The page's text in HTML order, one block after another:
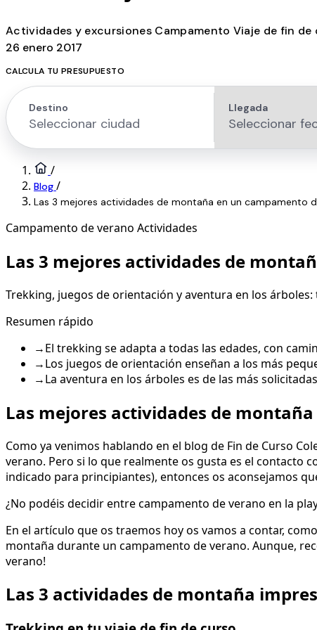
Actividades y excursiones Campamento Viaje de fin de
26 enero 2017
CALCULA TU PRESUPUESTO
/
Blog /
Las 3 mejores actividades de montaña en un campamento
Campamento de verano Actividades
Las 3 mejores actividades de
Trekking, juegos de orientación y aventura en los
Resumen rápido
→El trekking se adapta a todas las edades, con
→Los juegos de orientación enseñan a los más
→La aventura en los árboles es de las más
Las mejores actividades de
Como ya venimos hablando en el blog de Fin de Curso
verano. Pero si lo que realmente os gusta es el contacto
indicado para principiantes), entonces os aconsejamos
¿No podéis decidir entre campamento de verano en la
En el artículo que os traemos hoy os vamos a contar,
montaña durante un campamento de verano. Aunque,
verano!
Las 3 actividades de montaña